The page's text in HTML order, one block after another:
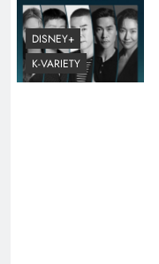
DISNEY+
K-VARIETY